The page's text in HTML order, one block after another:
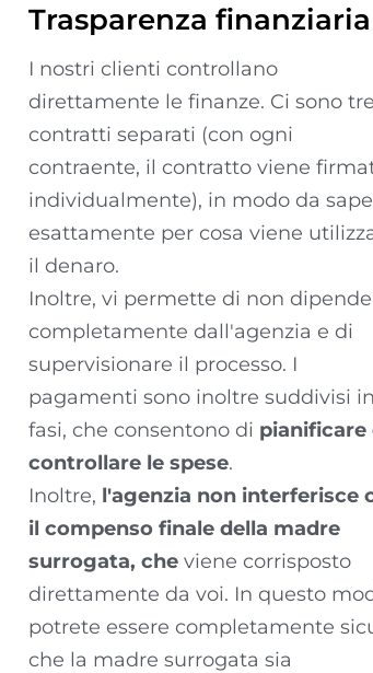
Trasparenza finanziaria
I nostri clienti controllano
direttamente le finanze. Ci sono tre
contratti separati (con ogni
contraente, il contratto viene
individualmente), in modo da
esattamente per cosa viene
il denaro.
Inoltre, vi permette di non
completamente dall'agenzia e di
supervisionare il processo. I
pagamenti sono inoltre suddivisi in
fasi, che consentono di pianificare
controllare le spese.
Inoltre, l'agenzia non interferisce
il compenso finale della madre
surrogata, che viene corrisposto
direttamente da voi. In questo
potrete essere completamente
che la madre surrogata sia